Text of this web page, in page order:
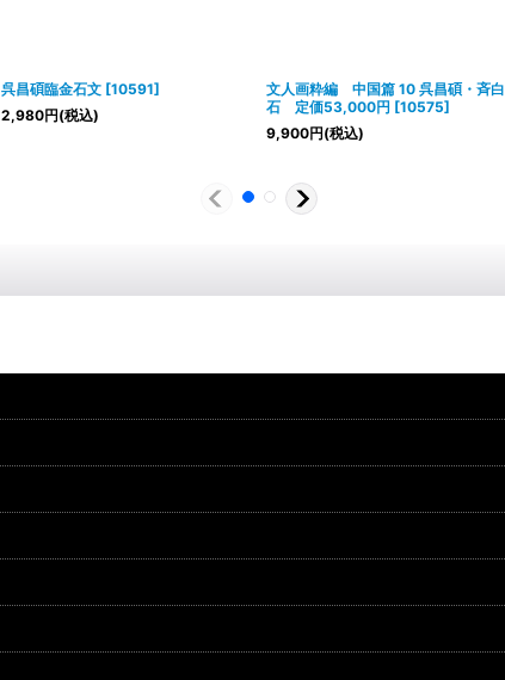
呉昌碩臨金石文 [10591]
2,980円(税込)
文人画粋編 中国篇 10 呉昌碩・斉白
石 定価53,000円 [10575]
9,900円(税込)